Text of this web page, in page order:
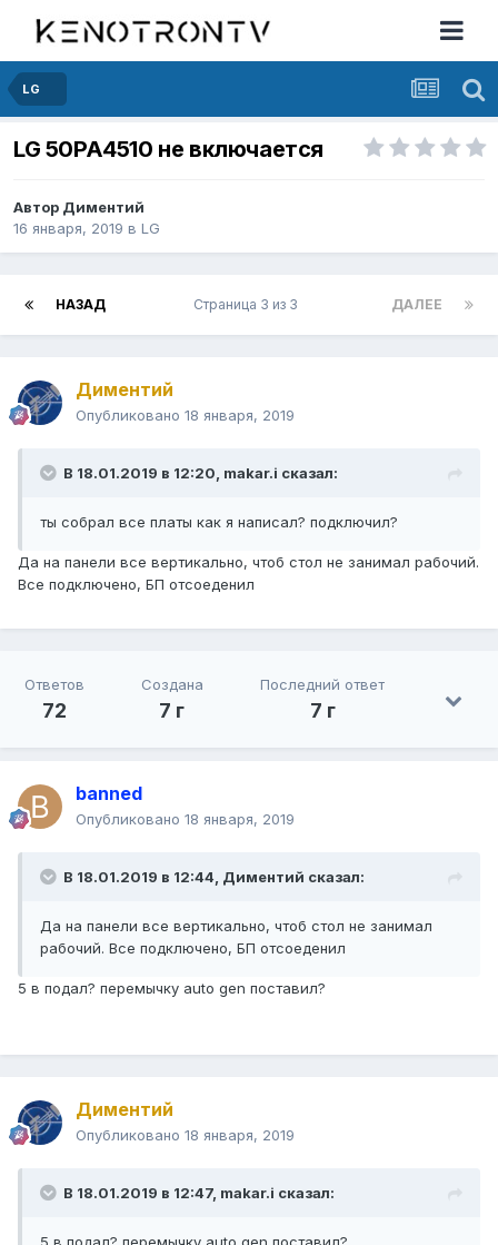
LG
LG 50PA4510 не включается
Автор Диментий
16 января, 2019 в LG
НАЗАД ДАЛЕЕ
Страница 3 из 3
Диментий
Опубликовано 18 января, 2019
В 18.01.2019 в 12:20, makar.i сказал:
ты собрал все платы как я написал? подключил?
Да на панели все вертикально, чтоб стол не занимал рабочий.
Все подключено, БП отсоеденил
Ответов
72
Создана
7 г
Последний ответ
7 г
banned
Опубликовано 18 января, 2019
В 18.01.2019 в 12:44, Диментий сказал:
Да на панели все вертикально, чтоб стол не занимал
рабочий. Все подключено, БП отсоеденил
5 в подал? перемычку auto gen поставил?
Диментий
Опубликовано 18 января, 2019
В 18.01.2019 в 12:47, makar.i сказал: